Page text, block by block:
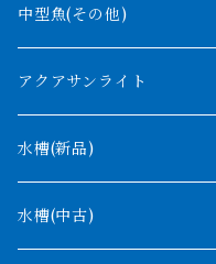
ナイジェリア
オルナティピンニス
コンゴ
タンガニーカ
ウィークシー
モケレンベンベ
デルヘッジ
中型魚(その他)
アクアサンライト
水槽(新品)
1200mm以下
水槽(中古)